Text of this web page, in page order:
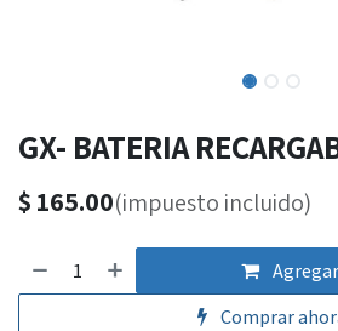
GX- BATERIA
$ 165.00(impuesto incluido)
Comprar